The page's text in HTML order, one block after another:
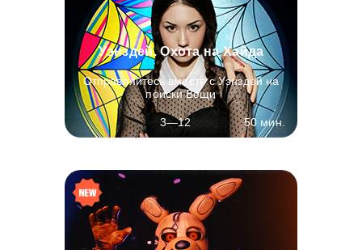
Уэнздей. Охота на Хайда
Отправляйтесь вместе с Уэнздей на
поиски Вещи
3—12 50 мин.